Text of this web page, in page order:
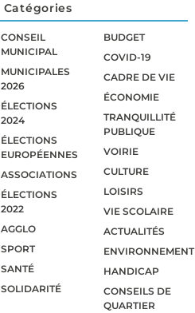
Catégories
CONSEIL
MUNICIPAL
MUNICIPALES
2026
ÉLECTIONS
2024
ÉLECTIONS
EUROPÉENNES
ASSOCIATIONS
ÉLECTIONS
2022
AGGLO
SPORT
SANTÉ
SOLIDARITÉ
BUDGET
COVID-19
CADRE DE VIE
ÉCONOMIE
TRANQUILLITÉ
PUBLIQUE
VOIRIE
CULTURE
LOISIRS
VIE SCOLAIRE
ACTUALITÉS
ENVIRONNEMENT
HANDICAP
CONSEILS DE
QUARTIER